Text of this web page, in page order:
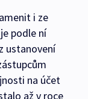
i ze
podle ní
ustanovení
na účet
až v roce